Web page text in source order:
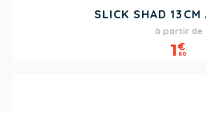
SLICK SHAD 13CM
Prix
à partir de
1€
60